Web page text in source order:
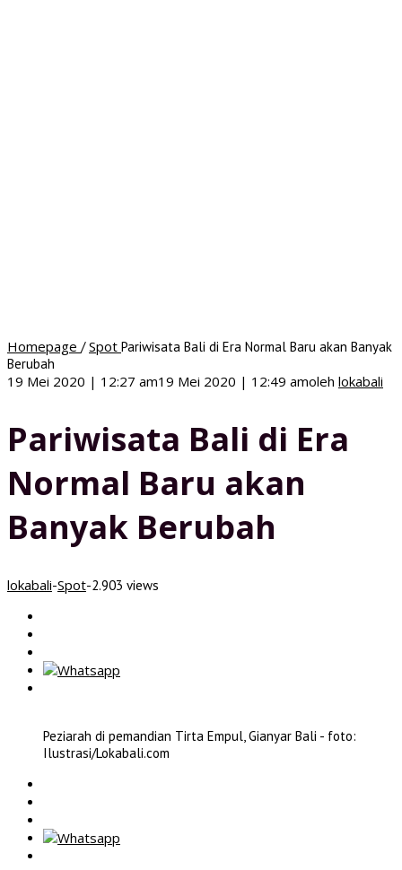
Homepage / Spot Pariwisata Bali di Era Normal Baru akan Banyak
Berubah
19 Mei 2020 | 12:27 am19 Mei 2020 | 12:49 amoleh lokabali
Pariwisata Bali di Era
Normal Baru akan
Banyak Berubah
lokabali-Spot-2.903 views
Peziarah di pemandian Tirta Empul, Gianyar Bali - foto:
Ilustrasi/Lokabali.com